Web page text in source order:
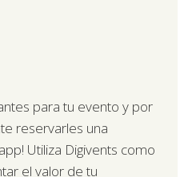
para tu evento y por
reservarles una
Utiliza Digivents como
el valor de tu